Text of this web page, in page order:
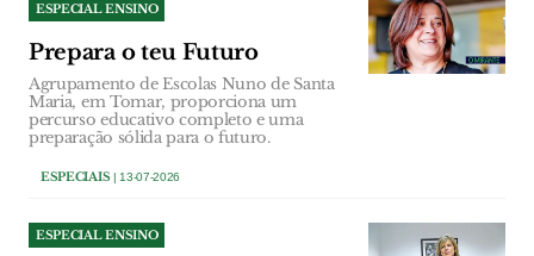
ESPECIAL ENSINO
Prepara o teu Futuro
Agrupamento de Escolas Nuno de Santa
Maria, em Tomar, proporciona um
percurso educativo completo e uma
preparação sólida para o futuro.
ESPECIAIS| 13-07-2026
ESPECIAL ENSINO